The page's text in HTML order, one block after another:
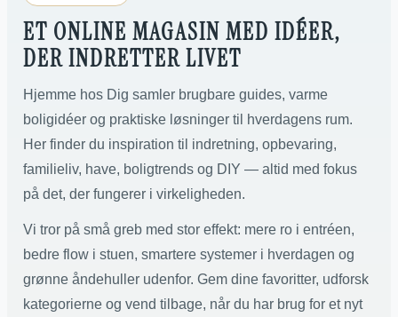
ET ONLINE MAGASIN MED IDÉER,
DER INDRETTER LIVET
Hjemme hos Dig samler brugbare guides, varme
boligidéer og praktiske løsninger til hverdagens rum.
Her finder du inspiration til indretning, opbevaring,
familieliv, have, boligtrends og DIY — altid med fokus
på det, der fungerer i virkeligheden.
Vi tror på små greb med stor effekt: mere ro i entréen,
bedre flow i stuen, smartere systemer i hverdagen og
grønne åndehuller udenfor. Gem dine favoritter, udforsk
kategorierne og vend tilbage, når du har brug for et nyt